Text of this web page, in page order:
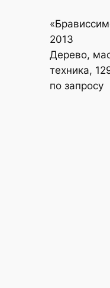
2013
Дерево,
техника,
по запросу